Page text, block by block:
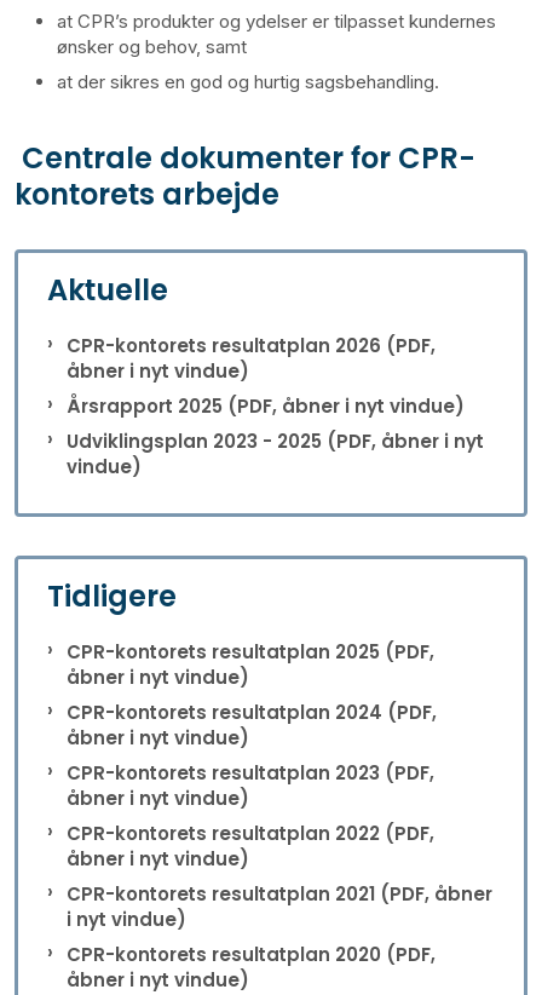
at CPR’s produkter og ydelser er tilpasset kundernes
ønsker og behov, samt
at der sikres en god og hurtig sagsbehandling.
Centrale dokumenter for CPR-
kontorets arbejde
Aktuelle
CPR-kontorets resultatplan 2026 (PDF,
åbner i nyt vindue)
Årsrapport 2025 (PDF, åbner i nyt vindue)
Udviklingsplan 2023 - 2025 (PDF, åbner i nyt
vindue)
Tidligere
CPR-kontorets resultatplan 2025 (PDF,
åbner i nyt vindue)
CPR-kontorets resultatplan 2024 (PDF,
åbner i nyt vindue)
CPR-kontorets resultatplan 2023 (PDF,
åbner i nyt vindue)
CPR-kontorets resultatplan 2022 (PDF,
åbner i nyt vindue)
CPR-kontorets resultatplan 2021 (PDF, åbner
i nyt vindue)
CPR-kontorets resultatplan 2020 (PDF,
åbner i nyt vindue)